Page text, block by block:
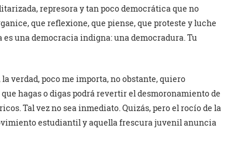
represora y tan poco democrática que no
que reflexione, que piense, que proteste y luche
una democracia indigna: una democradura. Tu
verdad, poco me importa, no obstante, quiero
hagas o digas podrá revertir el desmoronamiento de
Tal vez no sea inmediato. Quizás, pero el rocío de la
estudiantil y aquella frescura juvenil anuncia